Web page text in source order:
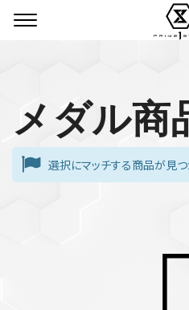
メダル商
選択にマッチする商品が見つ